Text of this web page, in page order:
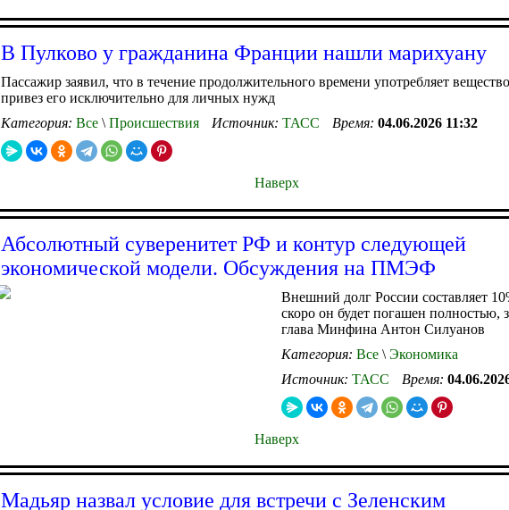
В Пулково у гражданина Франции нашли марихуану
Пассажир заявил, что в течение продолжительного времени употребляет
привез его исключительно для личных нужд
Категория: Все \ Происшествия Источник: ТАСС Время: 04.06.2026 11:32
Наверх
Абсолютный суверенитет РФ и контур следующей
экономической модели. Обсуждения на ПМЭФ
Внешний долг России составляет
скоро он будет погашен полностью,
глава Минфина Антон Силуанов
Категория: Все \ Экономика
Источник: ТАСС Время:
Наверх
Мадьяр назвал условие для встречи с Зеленским